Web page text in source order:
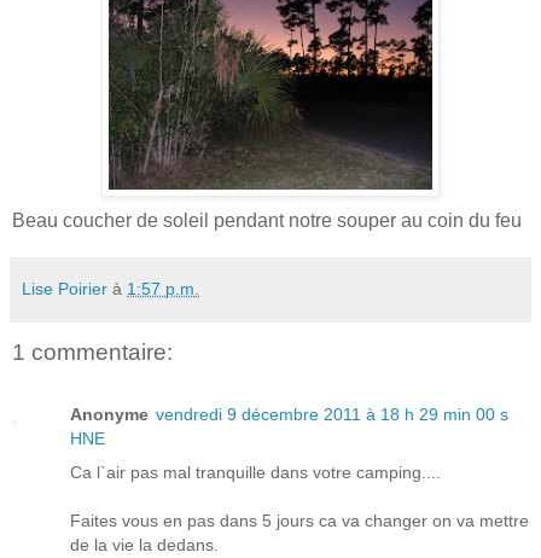
Beau coucher de soleil pendant notre souper au coin du feu
Lise Poirier à 1:57 p.m.
1 commentaire:
Anonyme vendredi 9 décembre 2011 à 18 h 29 min 00 s
HNE
Ca l`air pas mal tranquille dans votre camping....
Faites vous en pas dans 5 jours ca va changer on va mettre
de la vie la dedans.